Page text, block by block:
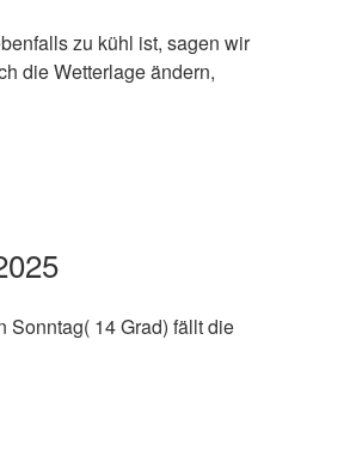
zu kühl ist, sagen wir
die Wetterlage ändern,
Sonntag( 14 Grad) fällt die